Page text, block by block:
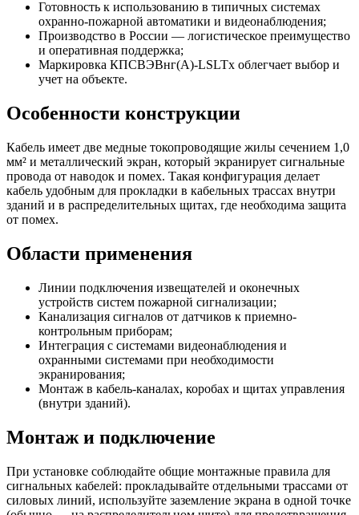
Готовность к использованию в типичных системах
охранно-пожарной автоматики и видеонаблюдения;
Производство в России — логистическое преимущество
и оперативная поддержка;
Маркировка КПСВЭВнг(A)-LSLTx облегчает выбор и
учет на объекте.
Особенности конструкции
Кабель имеет две медные токопроводящие жилы сечением 1,0
мм² и металлический экран, который экранирует сигнальные
провода от наводок и помех. Такая конфигурация делает
кабель удобным для прокладки в кабельных трассах внутри
зданий и в распределительных щитах, где необходима защита
от помех.
Области применения
Линии подключения извещателей и оконечных
устройств систем пожарной сигнализации;
Канализация сигналов от датчиков к приемно-
контрольным приборам;
Интеграция с системами видеонаблюдения и
охранными системами при необходимости
экранирования;
Монтаж в кабель-каналах, коробах и щитах управления
(внутри зданий).
Монтаж и подключение
При установке соблюдайте общие монтажные правила для
сигнальных кабелей: прокладывайте отдельными трассами от
силовых линий, используйте заземление экрана в одной точке